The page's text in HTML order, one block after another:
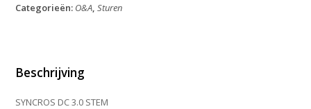
Black
Categorieën: O&A,Sturen
Beschrijving
SYNCROS DC 3.0 STEM